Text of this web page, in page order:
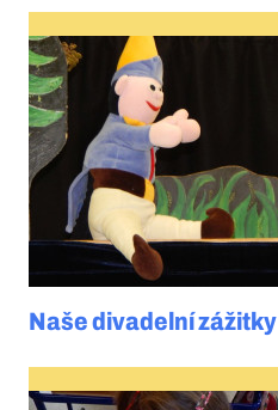
Naše divadelní zážitky